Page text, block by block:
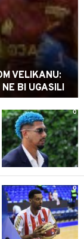
VELIKANU:
BI UGASILI
0
0